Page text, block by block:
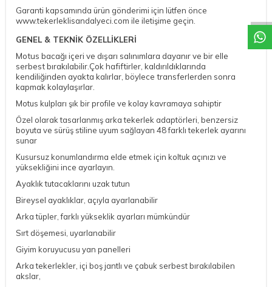
Garanti kapsamında ürün gönderimi için lütfen önce
www.tekerleklisandalyeci.com ile iletişime geçin.
GENEL & TEKNİK ÖZELLİKLERİ
Motus bacağı içeri ve dışarı salınımlara dayanır ve bir elle
serbest bırakılabilir.Çok hafiftirler, kaldırıldıklarında
kendiliğinden ayakta kalırlar, böylece transferlerden sonra
kapmak kolaylaşırlar.
Motus kulpları şık bir profile ve kolay kavramaya sahiptir
Özel olarak tasarlanmış arka tekerlek adaptörleri, benzersiz
boyuta ve sürüş stiline uyum sağlayan 48 farklı tekerlek ayarını
sunar
Kusursuz konumlandırma elde etmek için koltuk açınızı ve
yüksekliğini ince ayarlayın.
Ayaklık tutacaklarını uzak tutun
Bireysel ayaklıklar, açıyla ayarlanabilir
Arka tüpler, farklı yükseklik ayarları mümkündür
Sırt döşemesi, uyarlanabilir
Giyim koruyucusu yan panelleri
Arka tekerlekler, içi boş jantlı ve çabuk serbest bırakılabilen
akslar,